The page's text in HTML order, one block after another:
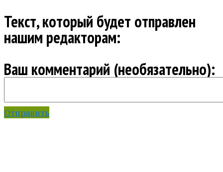
Текст, который будет отправлен
нашим редакторам:
Ваш комментарий (необязательно):
Отправить